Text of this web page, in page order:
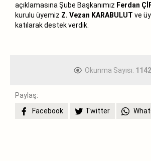
açıklamasına Şube Başkanımız Ferdan
kurulu üyemiz Z. Vezan KARABULUT ve
katılarak destek verdik.
Okunma Sayısı: 1142
Paylaş:
Facebook
Twitter